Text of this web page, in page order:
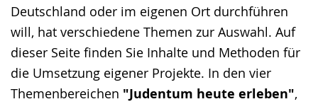
Deutschland oder im eigenen Ort durchführen
will, hat verschiedene Themen zur Auswahl. Auf
dieser Seite finden Sie Inhalte und Methoden für
die Umsetzung eigener Projekte. In den vier
Themenbereichen "Judentum heute erleben",